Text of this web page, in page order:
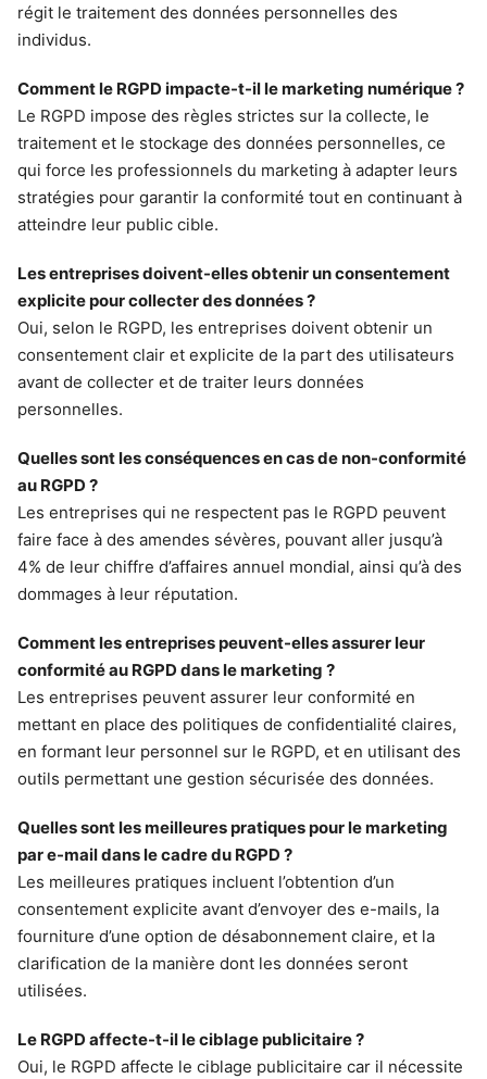
régit le traitement des données personnelles des
individus.
Comment le RGPD impacte-t-il le marketing numérique ?
Le RGPD impose des règles strictes sur la collecte, le
traitement et le stockage des données personnelles, ce
qui force les professionnels du marketing à adapter leurs
stratégies pour garantir la conformité tout en continuant à
atteindre leur public cible.
Les entreprises doivent-elles obtenir un consentement
explicite pour collecter des données ?
Oui, selon le RGPD, les entreprises doivent obtenir un
consentement clair et explicite de la part des utilisateurs
avant de collecter et de traiter leurs données
personnelles.
Quelles sont les conséquences en cas de non-conformité
au RGPD ?
Les entreprises qui ne respectent pas le RGPD peuvent
faire face à des amendes sévères, pouvant aller jusqu’à
4% de leur chiffre d’affaires annuel mondial, ainsi qu’à des
dommages à leur réputation.
Comment les entreprises peuvent-elles assurer leur
conformité au RGPD dans le marketing ?
Les entreprises peuvent assurer leur conformité en
mettant en place des politiques de confidentialité claires,
en formant leur personnel sur le RGPD, et en utilisant des
outils permettant une gestion sécurisée des données.
Quelles sont les meilleures pratiques pour le marketing
par e-mail dans le cadre du RGPD ?
Les meilleures pratiques incluent l’obtention d’un
consentement explicite avant d’envoyer des e-mails, la
fourniture d’une option de désabonnement claire, et la
clarification de la manière dont les données seront
utilisées.
Le RGPD affecte-t-il le ciblage publicitaire ?
Oui, le RGPD affecte le ciblage publicitaire car il nécessite